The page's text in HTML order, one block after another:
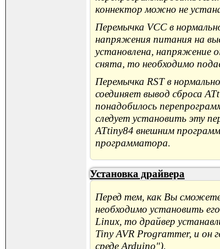
коннектор можно не
Перемычка VCC в
напряжения питания на
установлена, напряжение
снята, то необходимо
Перемычка RST в
соединяет вывод сброса
понадобилось
следует установить эту
ATtiny84 внешним
программатора.
Установка драйвера
Перед тем, как Вы
необходимо установить
Linux, то драйвер
Tiny AVR Programmer, и
среде Arduino").